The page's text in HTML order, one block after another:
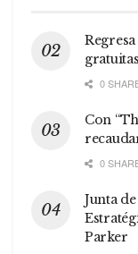
0
Con
0
Junta
Parker